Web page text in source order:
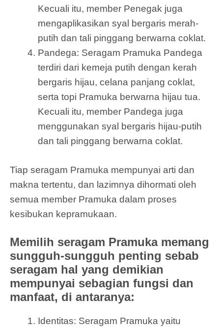
Kecuali itu, member Penegak juga
mengaplikasikan syal bergaris merah-
putih dan tali pinggang berwarna coklat.
Pandega: Seragam Pramuka Pandega
terdiri dari kemeja putih dengan kerah
bergaris hijau, celana panjang coklat,
serta topi Pramuka berwarna hijau tua.
Kecuali itu, member Pandega juga
menggunakan syal bergaris hijau-putih
dan tali pinggang berwarna coklat.
Tiap seragam Pramuka mempunyai arti dan
makna tertentu, dan lazimnya dihormati oleh
semua member Pramuka dalam proses
kesibukan kepramukaan.
Memilih seragam Pramuka memang
sungguh-sungguh penting sebab
seragam hal yang demikian
mempunyai sebagian fungsi dan
manfaat, di antaranya:
Identitas: Seragam Pramuka yaitu